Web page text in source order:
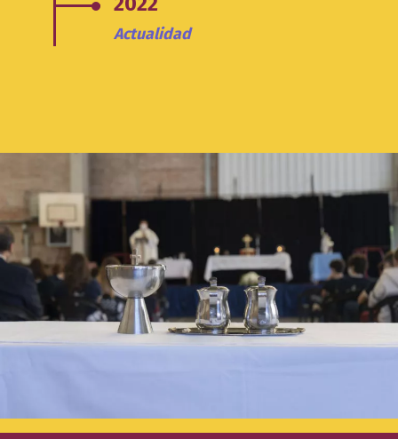
Actualidad